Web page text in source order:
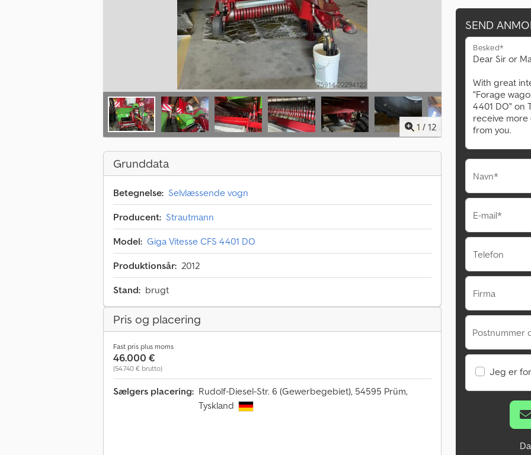
1 / 12
Grunddata
Betegnelse: Selvlæssende vogn
Producent: Strautmann
Model: Giga Vitesse CFS 4401 DO
Produktionsår: 2012
Stand: brugt
Pris og placering
Fast pris plus moms
46.000 €
(54.740 € brutto)
Sælgers placering: Rudolf-Diesel-Str. 6 (Gewerbegebiet), 54595 Prüm,
Tyskland
SEND
Besked*
Navn*
E-mail*
Telefon
Firma
Postnummer
Jeg er